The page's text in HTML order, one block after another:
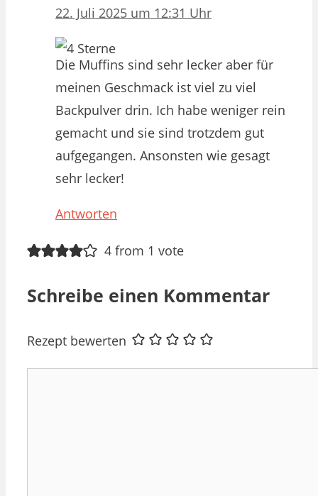
22. Juli 2025 um 12:31 Uhr
Die Muffins sind sehr lecker aber für
meinen Geschmack ist viel zu viel
Backpulver drin. Ich habe weniger rein
gemacht und sie sind trotzdem gut
aufgegangen. Ansonsten wie gesagt
sehr lecker!
Antworten
4 from 1 vote
Schreibe einen Kommentar
Rezept bewerten